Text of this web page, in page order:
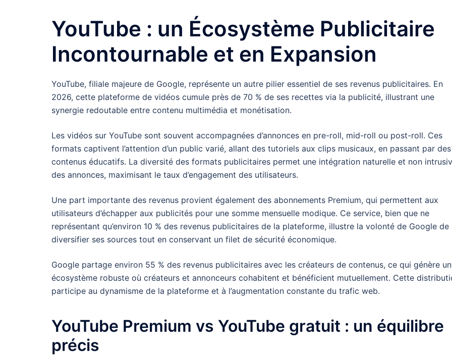
YouTube : un Écosystème Publicitaire
Incontournable et en Expansion
YouTube, filiale majeure de Google, représente un autre pilier essentiel de ses revenus publicitaires. En
2026, cette plateforme de vidéos cumule près de 70 % de ses recettes via la publicité, illustrant une
synergie redoutable entre contenu multimédia et monétisation.
Les vidéos sur YouTube sont souvent accompagnées d’annonces en pre-roll, mid-roll ou post-roll. Ces
formats captivent l’attention d’un public varié, allant des tutoriels aux clips musicaux, en passant par des
contenus éducatifs. La diversité des formats publicitaires permet une intégration naturelle et non
des annonces, maximisant le taux d’engagement des utilisateurs.
Une part importante des revenus provient également des abonnements Premium, qui permettent aux
utilisateurs d’échapper aux publicités pour une somme mensuelle modique. Ce service, bien que ne
représentant qu’environ 10 % des revenus publicitaires de la plateforme, illustre la volonté de Google de
diversifier ses sources tout en conservant un filet de sécurité économique.
Google partage environ 55 % des revenus publicitaires avec les créateurs de contenus, ce qui génère un
écosystème robuste où créateurs et annonceurs cohabitent et bénéficient mutuellement. Cette
participe au dynamisme de la plateforme et à l’augmentation constante du trafic web.
YouTube Premium vs YouTube gratuit : un équilibre
précis